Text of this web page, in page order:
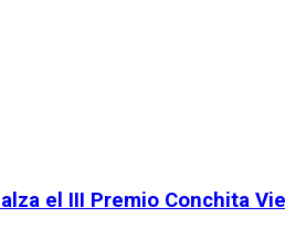
el III Premio Conchita